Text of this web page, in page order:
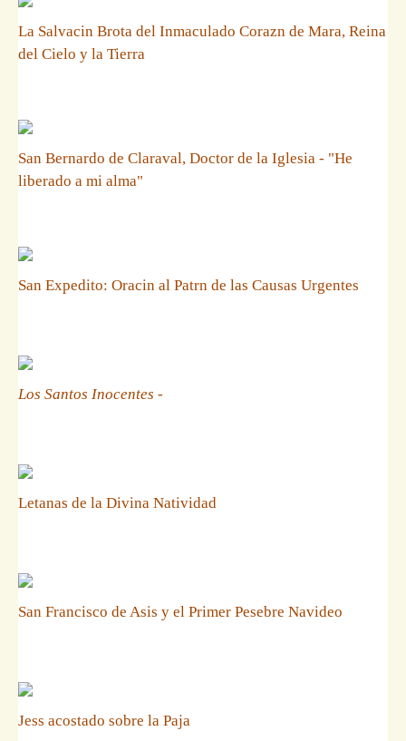
La Salvacin Brota del Inmaculado Corazn de Mara, Reina
del Cielo y la Tierra
San Bernardo de Claraval, Doctor de la Iglesia - "He
liberado a mi alma"
San Expedito: Oracin al Patrn de las Causas Urgentes
Los Santos Inocentes -
Letanas de la Divina Natividad
San Francisco de Asis y el Primer Pesebre Navideo
Jess acostado sobre la Paja